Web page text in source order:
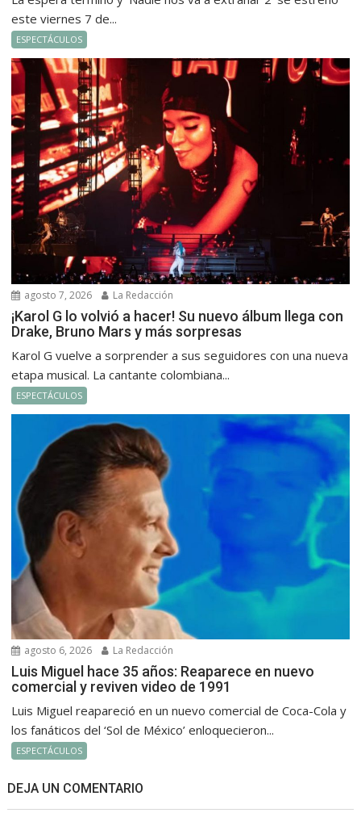
este viernes 7 de...
ESPECTÁCULOS
agosto 7, 2026 La Redacción
¡Karol G lo volvió a hacer! Su nuevo álbum llega con
Drake, Bruno Mars y más sorpresas
Karol G vuelve a sorprender a sus seguidores con una nueva
etapa musical. La cantante colombiana...
ESPECTÁCULOS
agosto 6, 2026 La Redacción
Luis Miguel hace 35 años: Reaparece en nuevo
comercial y reviven video de 1991
Luis Miguel reapareció en un nuevo comercial de Coca-Cola y
los fanáticos del ‘Sol de México’ enloquecieron...
ESPECTÁCULOS
DEJA UN COMENTARIO